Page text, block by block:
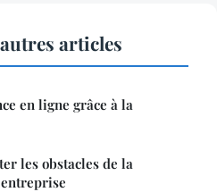
articles
en ligne grâce à la
les obstacles de la